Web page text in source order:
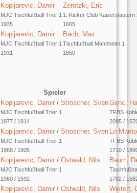
Kopijarevic, Damir
MJC Tischfußball Trier 1
1935
Zerotzki, Eric
1. Kicker Club Kaiserslautern
1665
Kopijarevic, Damir
MJC Tischfußball Trier 1
1931
Bach, Max
Tischfußball Mannheim 1
1650
Spieler
Kopijarevic, Damir / Stroscher, Sven
MJC Tischfußball Trier 1
1977 / 1814
Genc,
TFBS
2095 /
Kopijarevic, Damir / Stroscher, Sven
MJC Tischfußball Trier 1
1968 / 1805
Lo
TFBS
1710 /
Kopijarevic, Damir / Ostwald, Nils
MJC Tischfußball Trier 1
1960 / 1592
Baum,
1702 /
Kopijarevic, Damir / Ostwald, Nils Weitert,